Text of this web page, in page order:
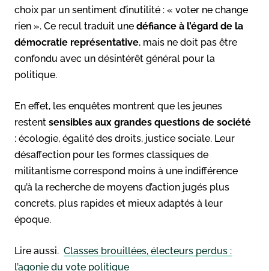
choix par un sentiment d’inutilité : « voter ne change
rien ». Ce recul traduit une défiance à l’égard de la
démocratie représentative, mais ne doit pas être
confondu avec un désintérêt général pour la
politique.
En effet, les enquêtes montrent que les jeunes
restent sensibles aux grandes questions de société
: écologie, égalité des droits, justice sociale. Leur
désaffection pour les formes classiques de
militantisme correspond moins à une indifférence
qu’à la recherche de moyens d’action jugés plus
concrets, plus rapides et mieux adaptés à leur
époque.
Lire aussi. Classes brouillées, électeurs perdus :
l’agonie du vote politique